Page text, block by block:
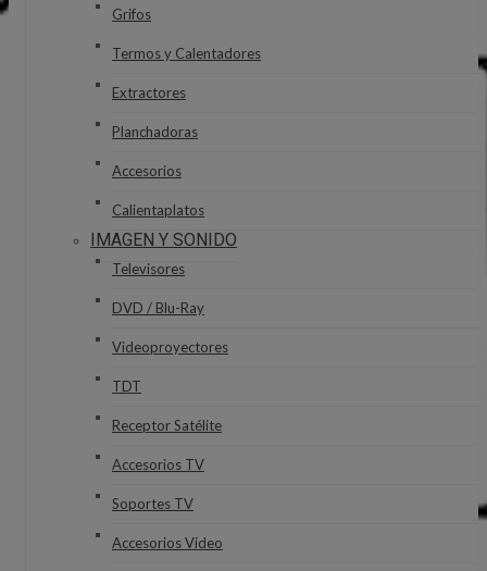
Grifos
Termos y Calentadores
Extractores
Planchadoras
Accesorios
Calientaplatos
IMAGEN Y SONIDO
Televisores
DVD / Blu-Ray
Videoproyectores
TDT
Receptor Satélite
Accesorios TV
Soportes TV
Accesorios Video